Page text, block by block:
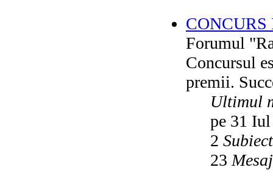
Forumul
Concursul
premii.
Ultimul
pe 31
2
23